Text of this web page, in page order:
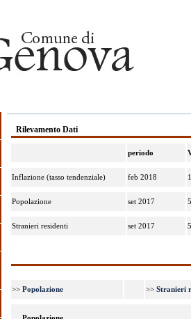
Rilevamento Dati
periodo
Inflazione (tasso tendenziale) feb 2018 1
Popolazione set 2017
Stranieri residenti set 2017
>> Popolazione >> Stranieri